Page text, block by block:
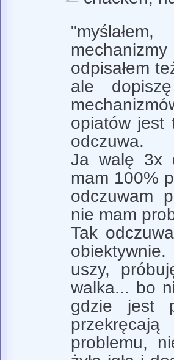
odpisałem
ale
opiatów jest
odczuwa.
Ja walę 3x
mam 100%
odczuwam
nie mam
Tak
uszy,
walka... bo
gdzie jest
problemu,